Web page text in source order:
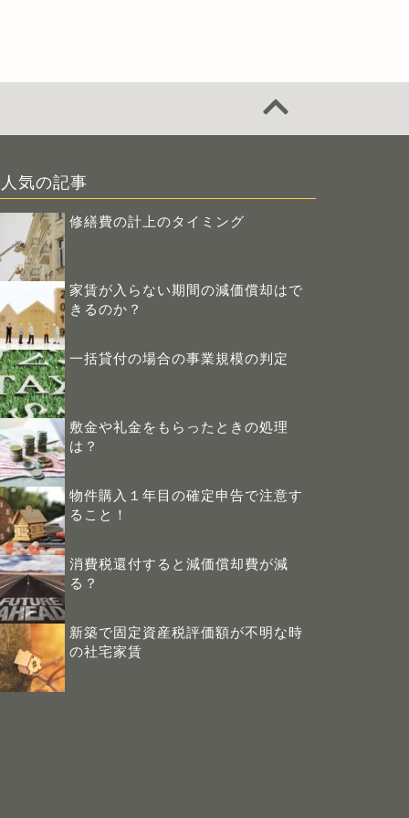
人気の記事
修繕費の計上のタイミング
家賃が入らない期間の減価償却はで
きるのか？
一括貸付の場合の事業規模の判定
敷金や礼金をもらったときの処理
は？
物件購入１年目の確定申告で注意す
ること！
消費税還付すると減価償却費が減
る？
新築で固定資産税評価額が不明な時
の社宅家賃